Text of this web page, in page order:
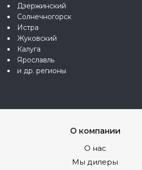
Дзержинский
Солнечногорск
Истра
Жуковский
Калуга
Ярославль
и др. регионы
О компании
О нас
Мы дилеры